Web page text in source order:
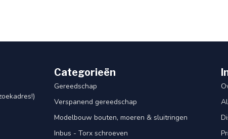
Categorieën
Gereedschap
Verspanend gereedschap
Modelbouw bouten, moeren & sluitringen
Inbus - Torx schroeven